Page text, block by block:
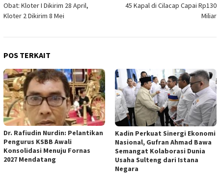
Obat: Kloter I Dikirim 28 April,
Kloter 2 Dikirim 8 Mei
45 Kapal di Cilacap Capai Rp130
Miliar
POS TERKAIT
Dr. Rafiudin Nurdin: Pelantikan
Pengurus KSBB Awali
Konsolidasi Menuju Fornas
2027 Mendatang
Kadin Perkuat Sinergi Ekonomi
Nasional, Gufran Ahmad Bawa
Semangat Kolaborasi Dunia
Usaha Sulteng dari Istana
Negara